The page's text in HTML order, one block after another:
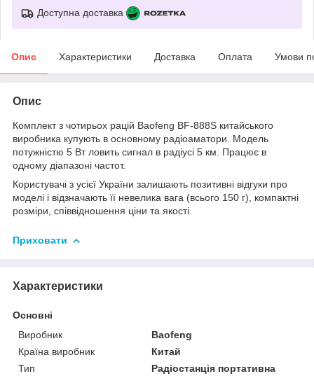
Доступна доставка
Опис Характеристики Доставка Оплата Умови
Опис
Комплект з чотирьох рацій Baofeng BF-888S китайського
виробника купують в основному радіоаматори. Модель
потужністю 5 Вт ловить сигнал в радіусі 5 км. Працює в
одному діапазоні частот.
Користувачі з усієї України залишають позитивні відгуки про
моделі і відзначають її невелика вага (всього 150 г), компактні
розміри, співвідношення ціни та якості.
Приховати
Характеристики
Основні
Виробник
Baofeng
Країна виробник
Китай
Тип
Радіостанція портативна